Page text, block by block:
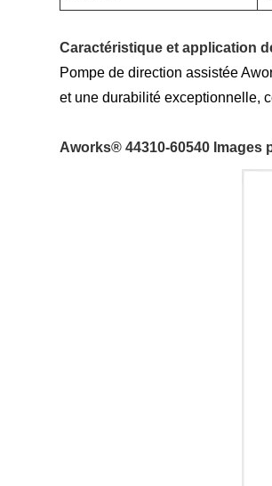
Caractéristique et application
Pompe de direction assistée
et une durabilité exceptionnelle,
Aworks® 44310-60540